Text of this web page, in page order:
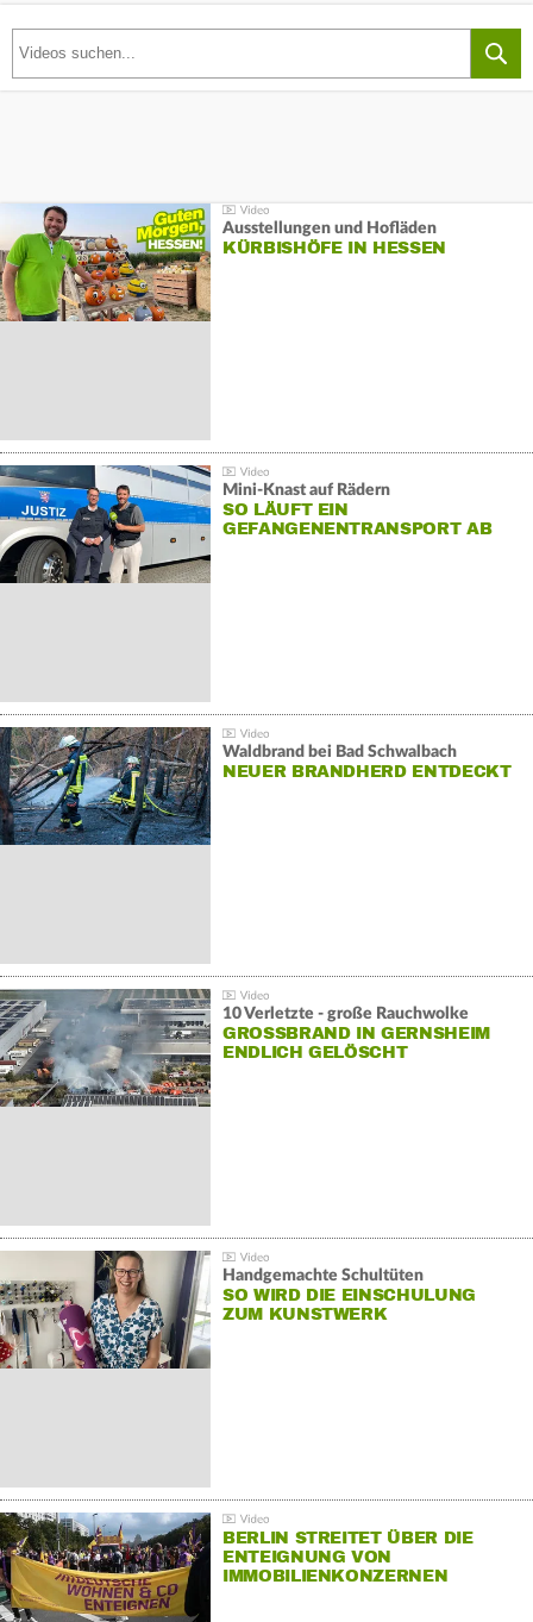
Ausstellungen und Hofläden
KÜRBISHÖFE IN HESSEN
Mini-Knast auf Rädern
SO LÄUFT EIN
GEFANGENENTRANSPORT AB
Waldbrand bei Bad Schwalbach
NEUER BRANDHERD ENTDECKT
10 Verletzte - große Rauchwolke
GROSSBRAND IN GERNSHEIM E
NDLICH GELÖSCHT
Handgemachte Schultüten
SO WIRD DIE EINSCHULUNG
ZUM KUNSTWERK
BERLIN STREITET ÜBER DIE
ENTEIGNUNG VON
IMMOBILIENKONZERNEN